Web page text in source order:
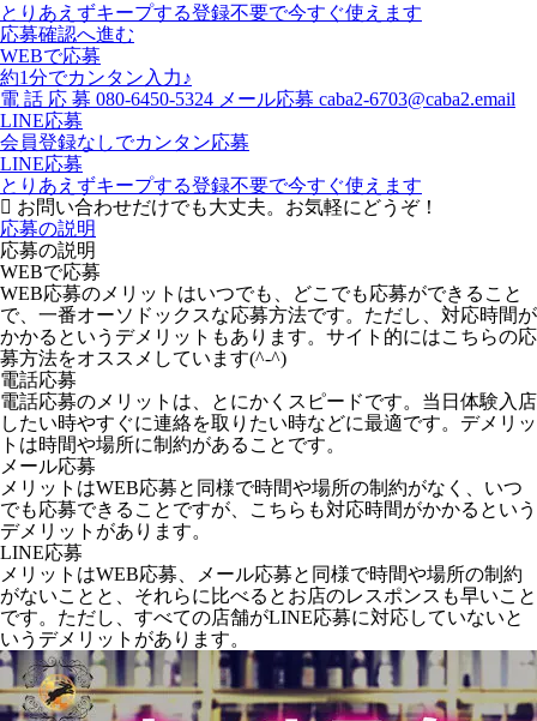
とりあえずキープする登録不要で今すぐ使えます
応募確認へ進む
WEBで応募
約1分でカンタン入力♪
電 話 応 募 080-6450-5324 メール応募 caba2-6703@caba2.email
LINE応募
会員登録なしでカンタン応募
LINE応募
とりあえずキープする登録不要で今すぐ使えます
お問い合わせだけでも大丈夫。お気軽にどうぞ！
応募の説明
応募の説明
WEBで応募
WEB応募のメリットはいつでも、どこでも応募ができること
で、一番オーソドックスな応募方法です。ただし、対応時間が
かかるというデメリットもあります。サイト的にはこちらの応
募方法をオススメしています(^-^)
電話応募
電話応募のメリットは、とにかくスピードです。当日体験入店
したい時やすぐに連絡を取りたい時などに最適です。デメリッ
トは時間や場所に制約があることです。
メール応募
メリットはWEB応募と同様で時間や場所の制約がなく、いつ
でも応募できることですが、こちらも対応時間がかかるという
デメリットがあります。
LINE応募
メリットはWEB応募、メール応募と同様で時間や場所の制約
がないことと、それらに比べるとお店のレスポンスも早いこと
です。ただし、すべての店舗がLINE応募に対応していないと
いうデメリットがあります。